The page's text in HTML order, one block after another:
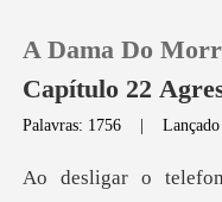
A Dama Do
Capítulo 22
Palavras: 1756 |